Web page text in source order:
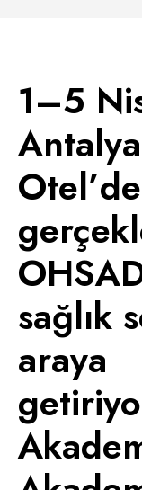
1–5
Otel’de
sağlık
araya